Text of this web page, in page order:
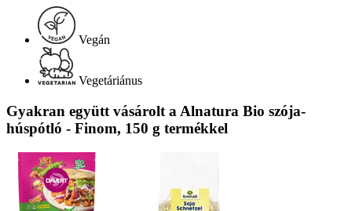
Vegán
Vegetáriánus
Gyakran együtt vásárolt a Alnatura Bio szója-
húspótló - Finom, 150 g termékkel